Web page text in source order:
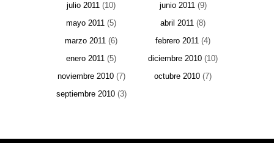
julio 2011 (10) junio 2011(9)
mayo 2011 (5) abril 2011 (8)
marzo 2011 (6) febrero 2011 (4)
enero 2011 (5) diciembre 2010 (10)
noviembre 2010(7) octubre 2010 (7)
septiembre 2010(3)